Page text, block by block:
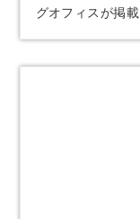
グオフィスが掲